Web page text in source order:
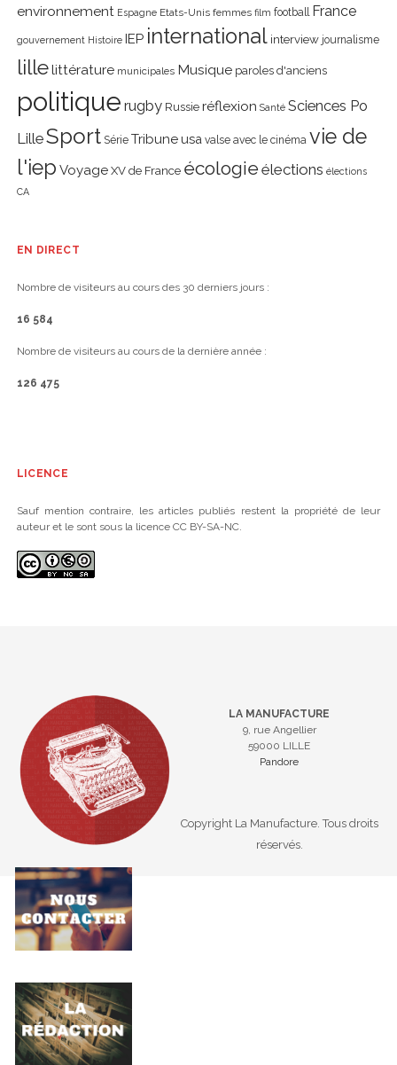
environnement Espagne Etats-Unis femmes film football France
gouvernement Histoire IEP international interview journalisme
lillelittérature municipales Musique paroles d'anciens
politique rugby Russie réflexion Santé Sciences Po
LilleSport Série Tribune usa valse avec le cinéma vie de
l'iep Voyage XV de France écologie élections élections
CA
EN DIRECT
Nombre de visiteurs au cours des 30 derniers jours :
16 584
Nombre de visiteurs au cours de la dernière année :
126 475
LICENCE
Sauf mention contraire, les articles publiés restent la propriété de leur
auteur et le sont sous la licence CC BY-SA-NC.
LA MANUFACTURE
9, rue Angellier
59000 LILLE
Pandore
Copyright La Manufacture. Tous droits
réservés.